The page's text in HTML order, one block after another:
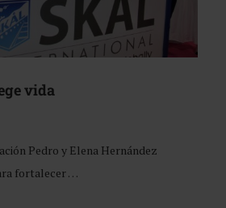
vida
Pedro y Elena Hernández
fortalecer …